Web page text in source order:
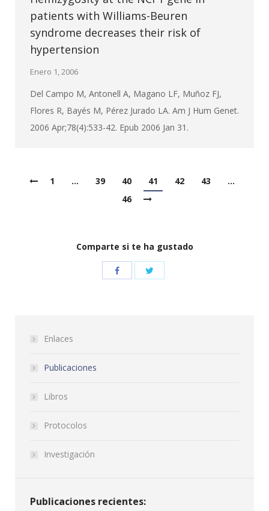
patients with Williams-Beuren
syndrome decreases their risk of
hypertension
Enero 1, 2006
Del Campo M, Antonell A, Magano LF, Muñoz FJ,
Flores R, Bayés M, Pérez Jurado LA. Am J Hum Genet.
2006 Apr;78(4):533-42. Epub 2006 Jan 31.
1 … 39 40 41 42 43
…
46
Comparte si te ha gustado
Enlaces
Publicaciones
Libros
Protocolos
Investigación
Publicaciones recientes: